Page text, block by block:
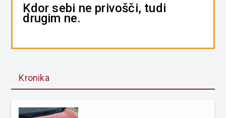
Kdor sebi ne privošči, tudi
drugim ne.
Kronika